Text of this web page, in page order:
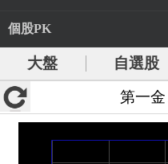
個股PK
大盤 自選股
第一金